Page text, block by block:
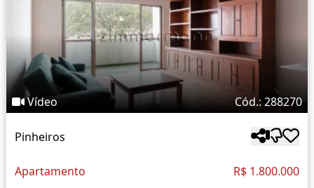
Vídeo Cód.: 288270
Pinheiros
Apartamento R$ 1.800.000